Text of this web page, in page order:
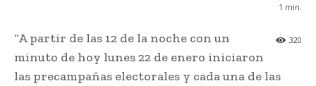
1 min.
320
“A partir de las 12 de la noche con un
minuto de hoy lunes 22 de enero iniciaron
las precampañas electorales y cada una de las